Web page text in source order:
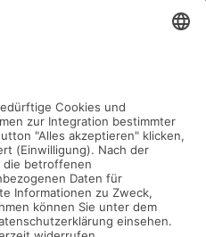
Newsletter an